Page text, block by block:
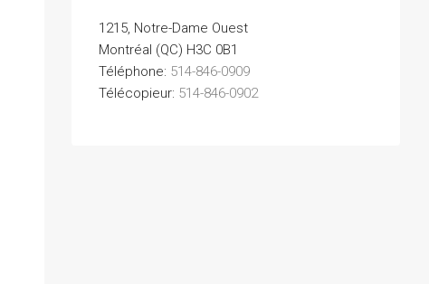
1215, Notre-Dame Ouest
Montréal (QC) H3C 0B1
Téléphone: 514-846-0909
Télécopieur: 514-846-0902